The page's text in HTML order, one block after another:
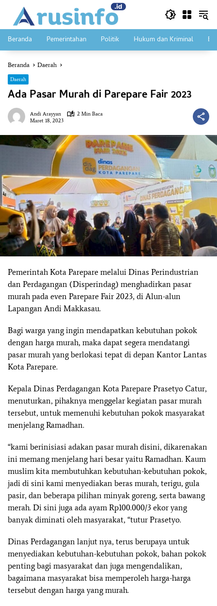
konten
Beranda Pemerintahan Politik Hukum dan Kriminal
Beranda Daerah
Daerah
Ada Pasar Murah di Parepare Fair 2023
Andi Arayyan
2 Min Baca
Maret 18, 2023
Pemerintah Kota Parepare melalui Dinas Perindustrian
dan Perdagangan (Disperindag) menghadirkan pasar
murah pada even Parepare Fair 2023, di Alun-alun
Lapangan Andi Makkasau.
Bagi warga yang ingin mendapatkan kebutuhan pokok
dengan harga murah, maka dapat segera mendatangi
pasar murah yang berlokasi tepat di depan Kantor Lantas
Kota Parepare.
Kepala Dinas Perdagangan Kota Parepare Prasetyo Catur,
menuturkan, pihaknya menggelar kegiatan pasar murah
tersebut, untuk memenuhi kebutuhan pokok masyarakat
menjelang Ramadhan.
“kami berinisiasi adakan pasar murah disini, dikarenakan
ini memang menjelang hari besar yaitu Ramadhan. Kaum
muslim kita membutuhkan kebutuhan-kebutuhan pokok,
jadi di sini kami menyediakan beras murah, terigu, gula
pasir, dan beberapa pilihan minyak goreng, serta bawang
merah. Di sini juga ada ayam Rp100.000/3 ekor yang
banyak diminati oleh masyarakat, “tutur Prasetyo.
Dinas Perdagangan lanjut nya, terus berupaya untuk
menyediakan kebutuhan-kebutuhan pokok, bahan pokok
penting bagi masyarakat dan juga mengendalikan,
bagaimana masyarakat bisa memperoleh harga-harga
tersebut dengan harga yang murah.